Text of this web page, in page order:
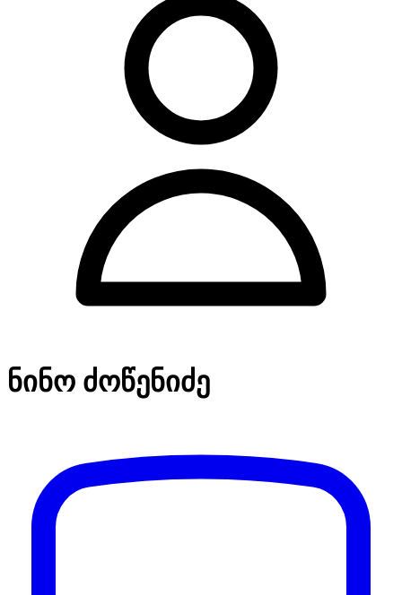
ნინო ძოწენიძე